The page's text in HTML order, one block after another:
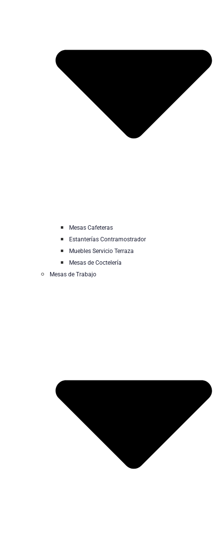
Mesas Cafeteras
Estanterías Contramostrador
Muebles Servicio Terraza
Mesas de Coctelería
Mesas de Trabajo